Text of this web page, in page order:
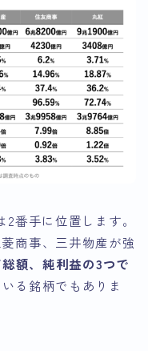
番手に位置します。
商事、三井物産が強
額、純利益の3つで
る銘柄でもありま